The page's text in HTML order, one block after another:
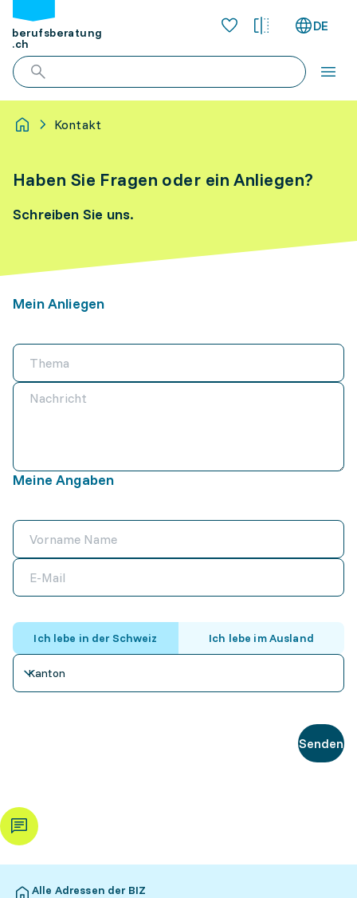
berufsberatung
.ch
DE
Kontakt
Haben Sie Fragen oder ein Anliegen?
Schreiben Sie uns.
Mein Anliegen
Meine Angaben
Ich lebe in der Schweiz Ich lebe im Ausland
Kanton
Senden
Alle Adressen der BIZ